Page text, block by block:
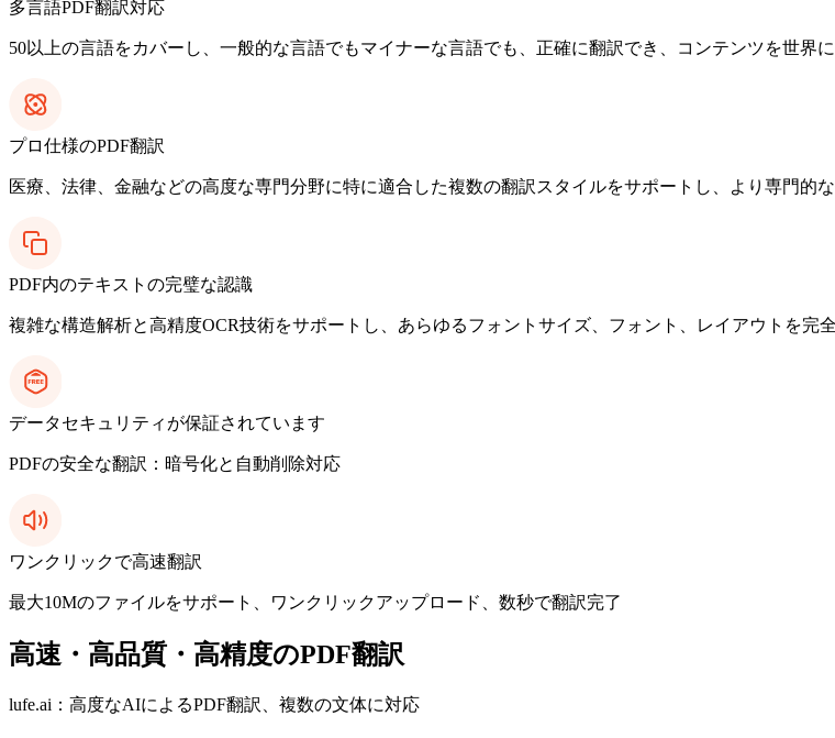
多言語PDF翻訳対応
50以上の言語をカバーし、一般的な言語でもマイナーな言語でも、正確に翻訳でき、コンテンツを世界
プロ仕様のPDF翻訳
医療、法律、金融などの高度な専門分野に特に適合した複数の翻訳スタイルをサポートし、より専門的
PDF内のテキストの完璧な認識
複雑な構造解析と高精度OCR技術をサポートし、あらゆるフォントサイズ、フォント、レイアウトを完
データセキュリティが保証されています
PDFの安全な翻訳：暗号化と自動削除対応
ワンクリックで高速翻訳
最大10Mのファイルをサポート、ワンクリックアップロード、数秒で翻訳完了
高速・高品質・高精度のPDF翻訳
lufe.ai：高度なAIによるPDF翻訳、複数の文体に対応